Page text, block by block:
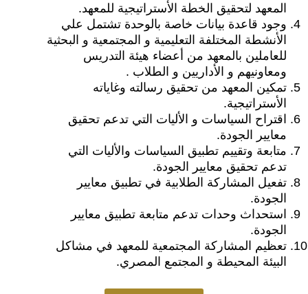
المعهد لتحقيق الخطة الأستراتيجية للمعهد.
وجود قاعدة بيانات خاصة بالوحدة تشتمل علي
الأنشطة المختلفة التعليمية و المجتمعية و البحثية
للعاملين بالمعهد من أعضاء هيئة التدريس
ومعاونيهم و الأداريين و الطلاب .
تمكين المعهد من تحقيق رسالته وغاياته
الأستراتيجية.
اقتراح السياسات و الأليات التي تدعم تحقيق
معايير الجودة.
متابعة وتقييم تطبيق السياسات والأليات التي
تدعم تحقيق معايير الجودة.
تفعيل المشاركة الطلابية في تطبيق معايير
الجودة.
استحداث وحدات تدعم متابعة تطبيق معايير
الجودة.
تعظيم المشاركة المجتمعية للمعهد في مشاكل
البيئة المحيطة و المجتمع المصري.